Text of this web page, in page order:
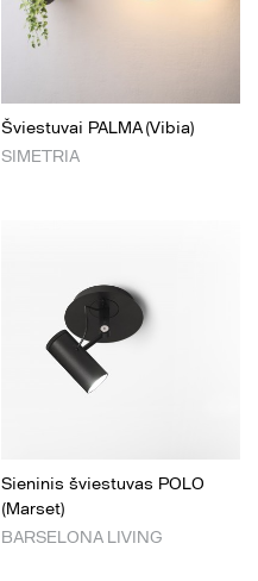
Šviestuvai PALMA (Vibia)
SIMETRIA
Sieninis šviestuvas POLO
(Marset)
BARSELONA LIVING